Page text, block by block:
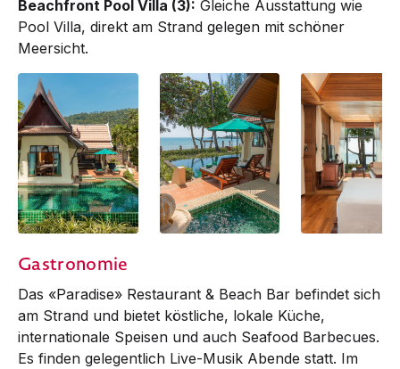
Beachfront Pool Villa (3): Gleiche Ausstattung wie
Pool Villa, direkt am Strand gelegen mit schöner
Meersicht.
Villa
Gastronomie
Das «Paradise» Restaurant & Beach Bar befindet sich
am Strand und bietet köstliche, lokale Küche,
internationale Speisen und auch Seafood Barbecues.
Es finden gelegentlich Live-Musik Abende statt. Im